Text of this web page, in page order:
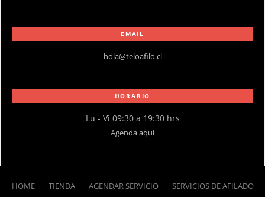
EMAIL
hola@teloafilo.cl
HORARIO
Lu - Vi 09:30 a 19:30 hrs
Agenda aquí
HOME TIENDA AGENDAR SERVICIO
SERVICIOS DE AFILADO